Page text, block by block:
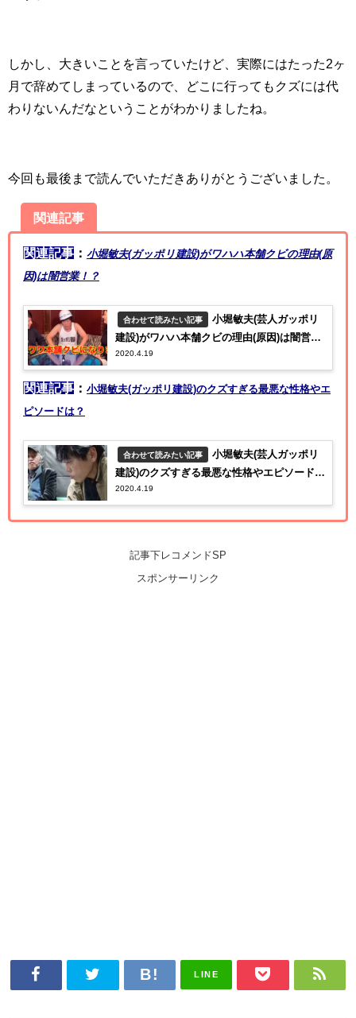
しかし、大きいことを言っていたけど、実際にはたった2ヶ
月で辞めてしまっているので、どこに行ってもクズには代
わりないんだなということがわかりましたね。
今回も最後まで読んでいただきありがとうございました。
関連記事
関連記事 ： 小堀敏夫(ガッポリ建設)がワハハ本舗クビの理由(原
因)は闇営業！？
合わせて読みたい記事
小堀敏夫(芸人ガッポリ
建設)がワハハ本舗クビの理由(原因)は闇営
業！？【ザノンフィクション】
2020.4.19
関連記事 ： 小堀敏夫(ガッポリ建設)のクズすぎる最悪な性格やエ
ピソードは？
合わせて読みたい記事
小堀敏夫(芸人ガッポリ
建設)のクズすぎる最悪な性格やエピソード
は？【ザノンフィクション】
2020.4.19
記事下レコメンドSP
スポンサーリンク
LINE